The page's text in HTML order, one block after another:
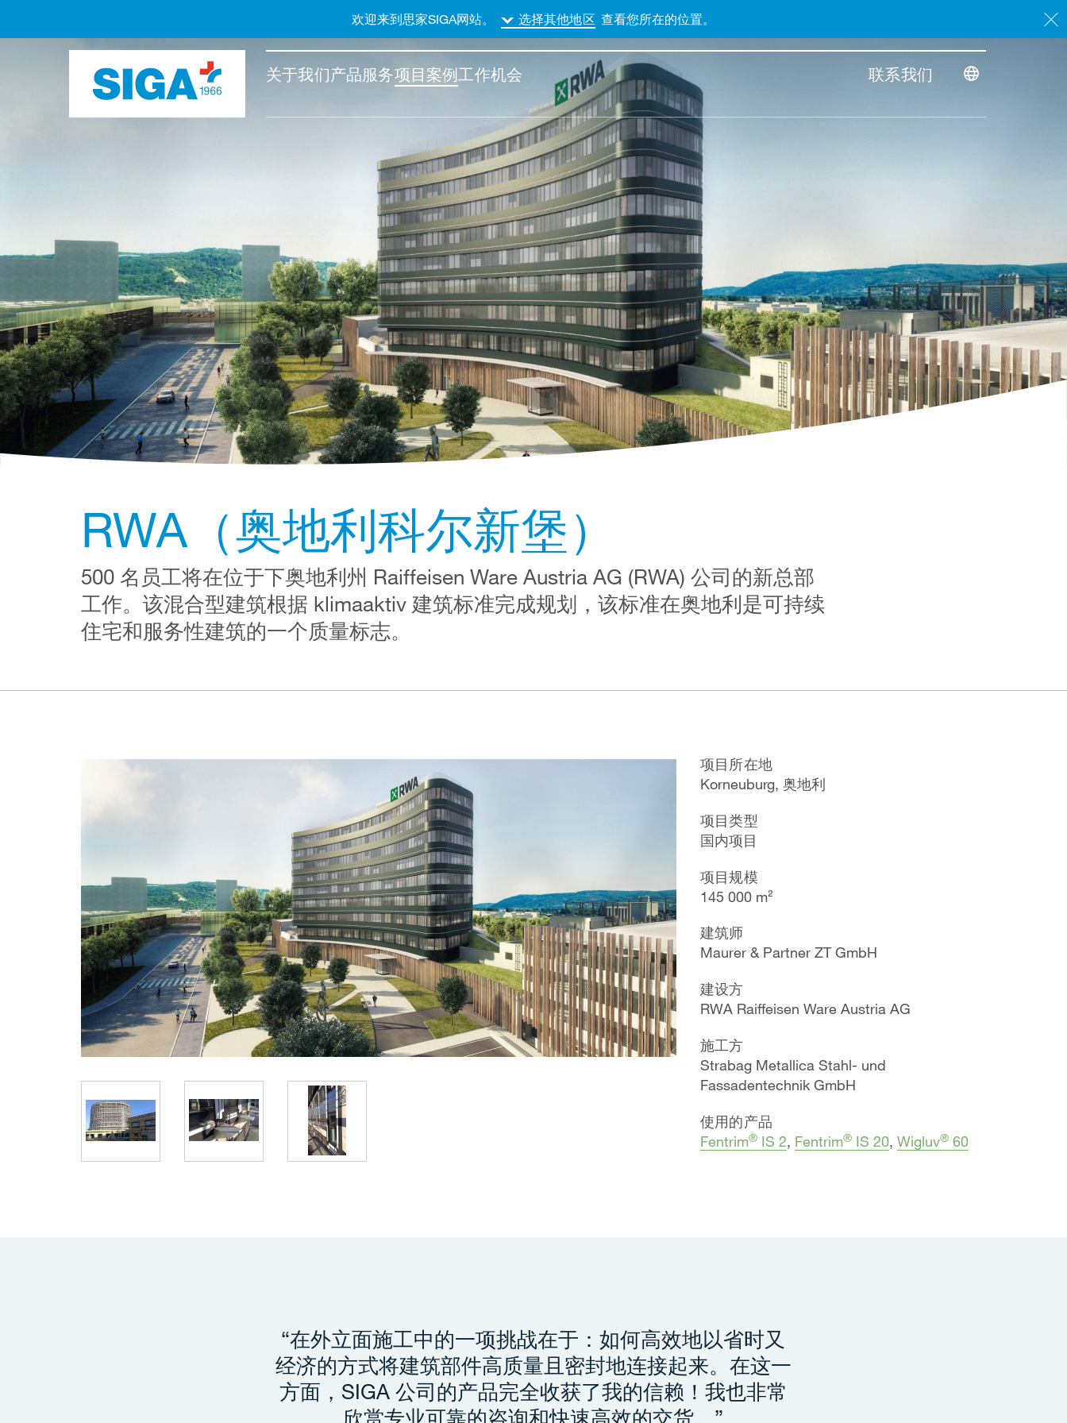
关于我们产品服务项目案例工作机会 联系我们
RWA（奥地利科尔新堡）
500 名员工将在位于下奥地利州 Raiffeisen Ware Austria AG (RWA) 公司的新总部
工作。该混合型建筑根据 klimaaktiv 建筑标准完成规划，该标准在奥地利是可持续
住宅和服务性建筑的一个质量标志。
项目所在地
Korneuburg, 奥地利
项目类型
国内项目
项目规模
145 000 m²
建筑师
Maurer & Partner ZT GmbH
建设方
RWA Raiffeisen Ware Austria AG
施工方
Strabag Metallica Stahl- und
Fassadentechnik GmbH
使用的产品
Fentrim® IS 2, Fentrim® IS 20, Wigluv® 60
“在外立面施工中的一项挑战在于：如何高效地以省时又
经济的方式将建筑部件高质量且密封地连接起来。在这一
方面，SIGA 公司的产品完全收获了我的信赖！我也非常
欣赏专业可靠的咨询和快速高效的交货。”
欢迎来到思家SIGA网站。 选择其他地区 查看您所在的位置。